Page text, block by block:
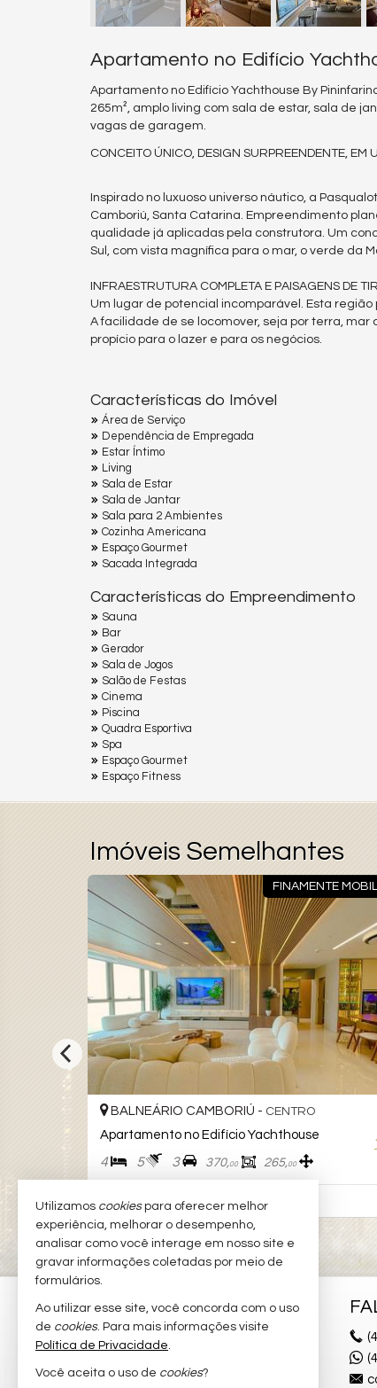
Apartamento no Edifício
Apartamento no Edifício Yachthouse By
265m², amplo living com sala de estar, sala de
vagas de garagem.
CONCEITO ÚNICO, DESIGN SURPREENDENTE, EM
Inspirado no luxuoso universo náutico, a
Camboriú, Santa Catarina. Empreendimento
qualidade já aplicadas pela construtora. Um
Sul, com vista magnífica para o mar, o verde da
INFRAESTRUTURA COMPLETA E PAISAGENS DE
Um lugar de potencial incomparável. Esta
A facilidade de se locomover, seja por terra,
propício para o lazer e para os negócios.
Características do Imóvel
Área de Serviço
Dependência de Empregada
Estar Íntimo
Living
Sala de Estar
Sala de Jantar
Sala para 2 Ambientes
Cozinha Americana
Espaço Gourmet
Sacada Integrada
Características do Empreendimento
Sauna
Bar
Gerador
Sala de Jogos
Salão de Festas
Cinema
Piscina
Quadra Esportiva
Spa
Espaço Gourmet
Espaço Fitness
Imóveis Semelhantes
FINAMENTE
BALNEÁRIO CAMBORIÚ - CENTRO
Apartamento no Edifício Yachthouse
4 5 3 370,00 265,00
R$ 13.900.000, 00
ELEGANC IMÓVEIS
Avenida Brasil, nº 741 - Sala 9
Balneário Camboriú /
Utilizamos cookiespara oferecer melhor
experiência, melhorar o desempenho,
analisar como você interage em nosso site e
gravar informações coletadas por meio de
formulários.
Ao utilizar esse site, você concorda com o uso
de cookies. Para mais informações visite
Política de Privacidade.
Você aceita o uso de cookies?